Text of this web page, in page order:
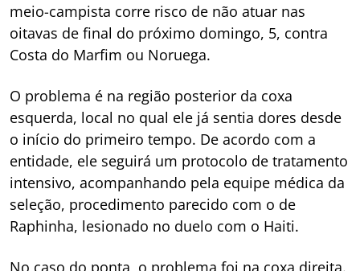
meio-campista corre risco de não atuar nas
oitavas de final do próximo domingo, 5, contra
Costa do Marfim ou Noruega.
O problema é na região posterior da coxa
esquerda, local no qual ele já sentia dores desde
o início do primeiro tempo. De acordo com a
entidade, ele seguirá um protocolo de tratamento
intensivo, acompanhando pela equipe médica da
seleção, procedimento parecido com o de
Raphinha, lesionado no duelo com o Haiti.
No caso do ponta, o problema foi na coxa direita.